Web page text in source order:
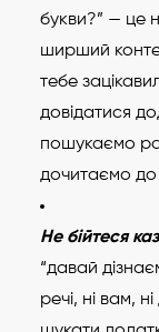
букви?” — це
ширший
тебе
довідатися
пошукаємо
дочитаємо до
Не бійтеся
“давай
речі, ні вам,